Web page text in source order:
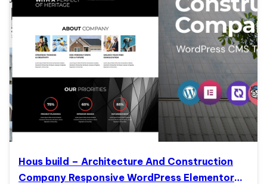
Hous build – Architecture And Construction
Company Responsive WordPress Elementor